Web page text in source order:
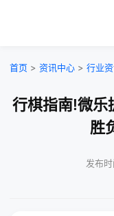
首页 > 资讯中心 > 行业
行棋指南!微乐
胜
发布